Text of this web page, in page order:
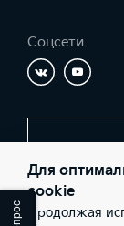
Соцсети
© 2026
Для
cookie
Продолжая